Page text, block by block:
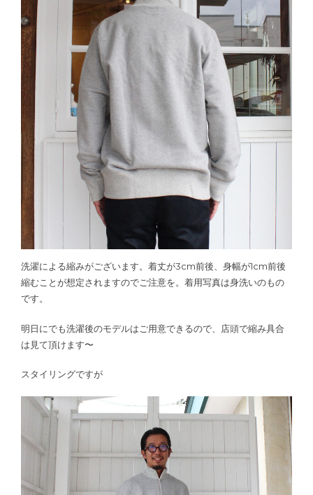
洗濯による縮みがございます。着丈が3cm前後、身幅が1cm前後
縮むことが想定されますのでご注意を。着用写真は身洗いのもの
です。
明日にでも洗濯後のモデルはご用意できるので、店頭で縮み具合
は見て頂けます〜
スタイリングですが